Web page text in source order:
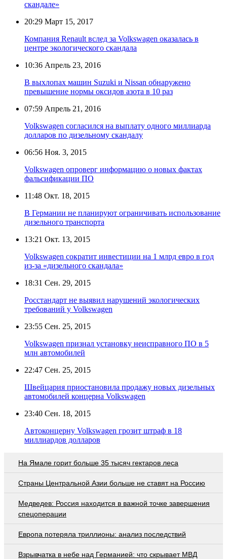
скандале»
20:29 Март 15, 2017
Компания Renault вслед за Volkswagen оказалась в
центре экологического скандала
10:36 Апрель 23, 2016
В выхлопах машин Suzuki и Nissan обнаружено
превышение нормы оксидов азота в 10 раз
07:59 Апрель 21, 2016
Volkswagen согласился на выплату одного миллиарда
долларов по дизельному скандалу
06:56 Ноя. 3, 2015
Volkswagen опроверг информацию о новых фактах
фальсификации ПО
11:48 Окт. 18, 2015
В Германии не планируют ограничивать использование
дизельного транспорта
13:21 Окт. 13, 2015
Volkswagen сократит инвестиции на 1 млрд евро в год
из-за «дизельного скандала»
18:31 Сен. 29, 2015
Росстандарт не выявил нарушений экологических
требований у Volkswagen
23:55 Сен. 25, 2015
Volkswagen признал установку неисправного ПО в 5
млн автомобилей
22:47 Сен. 25, 2015
Швейцария приостановила продажу новых дизельных
автомобилей концерна Volkswagen
23:40 Сен. 18, 2015
Автоконцерну Volkswagen грозит штраф в 18
миллиардов долларов
На Ямале горит больше 35 тысяч гектаров леса
Страны Центральной Азии больше не ставят на Россию
Медведев: Россия находится в важной точке завершения
спецоперации
Европа потеряла триллионы: анализ последствий
Взрывчатка в небе над Германией: что скрывает МВД